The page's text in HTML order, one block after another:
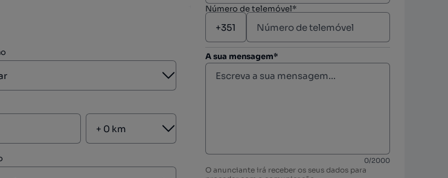
Aberto
Aberto
Número de telemóvel*
A sua mensagem*
0/2000
O anunciante irá receber os seus dados para